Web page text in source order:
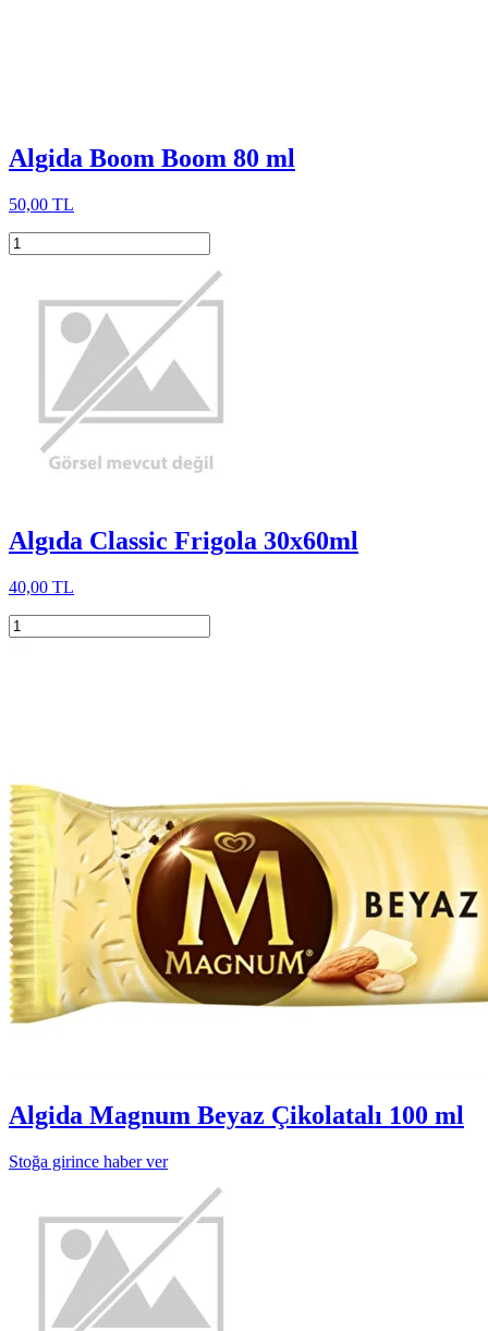
Algida Boom Boom 80 ml
50,00 TL
Algıda Classic Frigola 30x60ml
40,00 TL
Algida Magnum Beyaz Çikolatalı 100 ml
Stoğa girince haber ver